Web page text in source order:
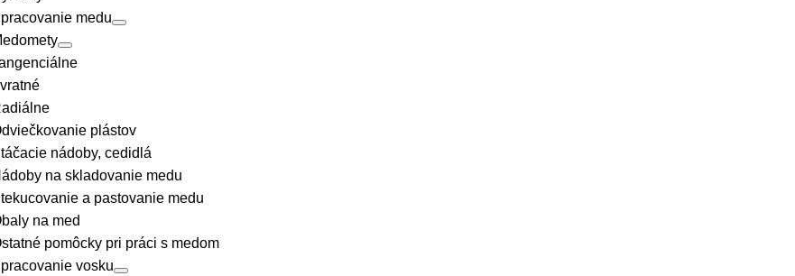
medu
plástov
nádoby, cedidlá
na skladovanie medu
a pastovanie medu
na med
pomôcky pri práci s medom
vosku